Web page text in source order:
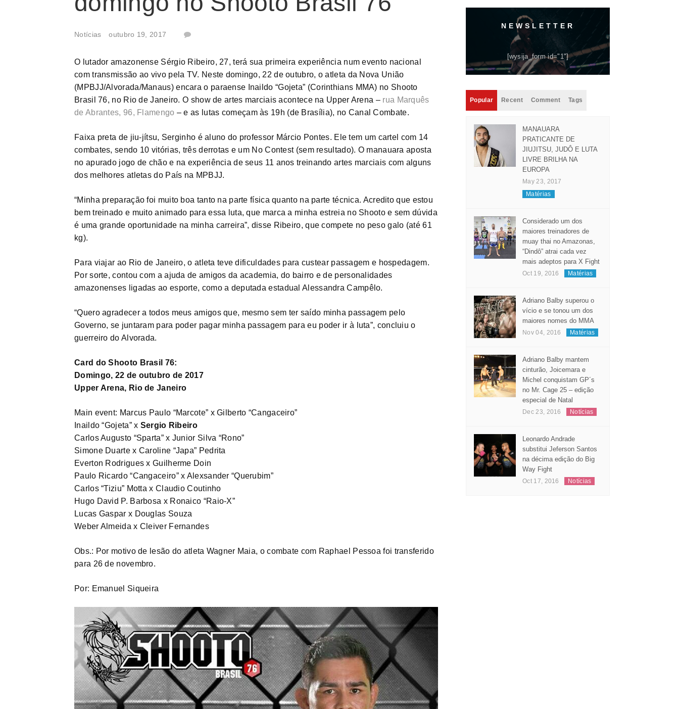
Notícias outubro 19, 2017
O lutador amazonense Sérgio Ribeiro, 27, terá sua primeira experiência num evento nacional
com transmissão ao vivo pela TV. Neste domingo, 22 de outubro, o atleta da Nova União
(MPBJJ/Alvorada/Manaus) encara o paraense Inaildo “Gojeta” (Corinthians MMA) no Shooto
Brasil 76, no Rio de Janeiro. O show de artes marciais acontece na Upper Arena – rua Marquês
de Abrantes, 96, Flamengo – e as lutas começam às 19h (de Brasília), no Canal Combate.
Faixa preta de jiu-jítsu, Serginho é aluno do professor Márcio Pontes. Ele tem um cartel com 14
combates, sendo 10 vitórias, três derrotas e um No Contest (sem resultado). O manauara aposta
no apurado jogo de chão e na experiência de seus 11 anos treinando artes marciais com alguns
dos melhores atletas do País na MPBJJ.
“Minha preparação foi muito boa tanto na parte física quanto na parte técnica. Acredito que estou
bem treinado e muito animado para essa luta, que marca a minha estreia no Shooto e sem dúvida
é uma grande oportunidade na minha carreira”, disse Ribeiro, que compete no peso galo (até 61
kg).
Para viajar ao Rio de Janeiro, o atleta teve dificuldades para custear passagem e hospedagem.
Por sorte, contou com a ajuda de amigos da academia, do bairro e de personalidades
amazonenses ligadas ao esporte, como a deputada estadual Alessandra Campêlo.
“Quero agradecer a todos meus amigos que, mesmo sem ter saído minha passagem pelo
Governo, se juntaram para poder pagar minha passagem para eu poder ir à luta”, concluiu o
guerreiro do Alvorada.
Card do Shooto Brasil 76:
Domingo, 22 de outubro de 2017
Upper Arena, Rio de Janeiro
Main event: Marcus Paulo “Marcote” x Gilberto “Cangaceiro”
Inaildo “Gojeta” x Sergio Ribeiro
Carlos Augusto “Sparta” x Junior Silva “Rono”
Simone Duarte x Caroline “Japa” Pedrita
Everton Rodrigues x Guilherme Doin
Paulo Ricardo “Cangaceiro” x Alexsander “Querubim”
Carlos “Tiziu” Motta x Claudio Coutinho
Hugo David P. Barbosa x Ronaico “Raio-X”
Lucas Gaspar x Douglas Souza
Weber Almeida x Cleiver Fernandes
Obs.: Por motivo de lesão do atleta Wagner Maia, o combate com Raphael Pessoa foi transferido
para 26 de novembro.
Por: Emanuel Siqueira
NEWSLETTER
Popular Recent
MANAUARA
PRATICANTE DE
JIUJITSU, JUDÔ E LUTA
LIVRE BRILHA NA
EUROPA
Matérias
Considerado um dos
maiores treinadores de
muay thai no Amazonas,
“Dindô” atrai cada vez
Oct 19, 2016
Adriano Balby superou o
vício e se tonou um dos
Nov 04, 2016
Adriano Balby mantem
cinturão, Joicemara e
Michel conquistam GP´s
no Mr. Cage 25 – edição
Dec 23, 2016 Notícias
Leonardo Andrade
substitui Jeferson Santos
na décima edição do Big